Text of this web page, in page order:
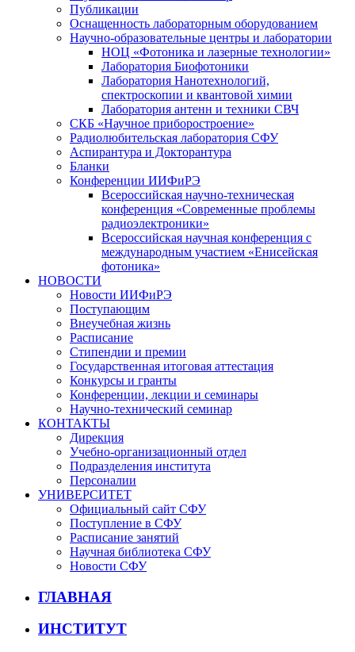
Публикации
Оснащенность лабораторным оборудованием
Научно-образовательные центры и лаборатории
НОЦ «Фотоника и лазерные технологии»
Лаборатория Биофотоники
Лаборатория Нанотехнологий,
спектроскопии и квантовой химии
Лаборатория антенн и техники СВЧ
СКБ «Научное приборостроение»
Радиолюбительская лаборатория СФУ
Аспирантура и Докторантура
Бланки
Конференции ИИФиРЭ
Всероссийская научно-техническая
конференция «Современные проблемы
радиоэлектроники»
Всероссийская научная конференция с
международным участием «Енисейская
фотоника»
НОВОСТИ
Новости ИИФиРЭ
Поступающим
Внеучебная жизнь
Расписание
Стипендии и премии
Государственная итоговая аттестация
Конкурсы и гранты
Конференции, лекции и семинары
Научно-технический семинар
КОНТАКТЫ
Дирекция
Учебно-организационный отдел
Подразделения института
Персоналии
УНИВЕРСИТЕТ
Официальный сайт СФУ
Поступление в СФУ
Расписание занятий
Научная библиотека СФУ
Новости СФУ
ГЛАВНАЯ
ИНСТИТУТ